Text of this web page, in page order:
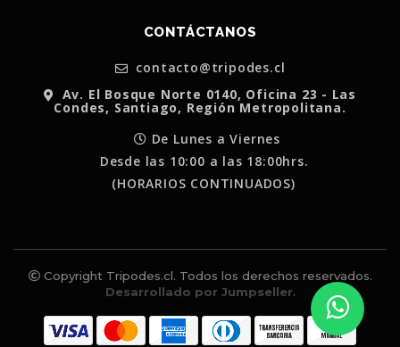
CONTÁCTANOS
contacto@tripodes.cl
Av. El Bosque Norte 0140, Oficina 23 - Las
Condes, Santiago, Región Metropolitana.
De Lunes a Viernes
Desde las 10:00 a las 18:00hrs.
(HORARIOS CONTINUADOS)
Copyright Tripodes.cl. Todos los derechos reservados.
Desarrollado por Jumpseller.